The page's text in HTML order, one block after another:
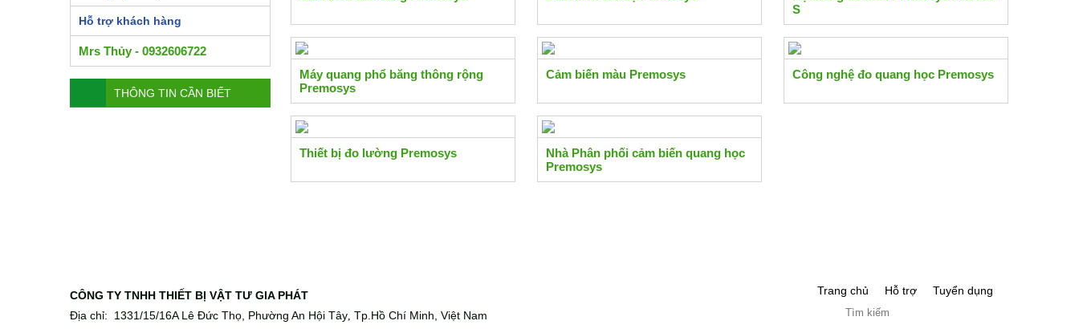
Hỗ trợ khách hàng
Mrs Thủy - 0932606722
THÔNG TIN CẦN BIẾT
S
Máy quang phổ băng thông rộng
Premosys
Cảm biến màu Premosys Công nghệ đo quang học Premosys
Thiết bị đo lường Premosys
Nhà Phân phối cảm biến quang học
Premosys
CÔNG TY TNHH THIẾT BỊ VẬT TƯ GIA PHÁT
Địa chỉ: 1331/15/16A Lê Đức Thọ, Phường An Hội Tây, Tp.Hồ Chí Minh, Việt Nam
Trang chủ Hỗ trợ Tuyển dụng